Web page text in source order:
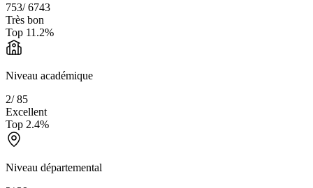
753/6743
Très bon
Top 11.2%
Niveau académique
2/85
Excellent
Top 2.4%
Niveau départemental